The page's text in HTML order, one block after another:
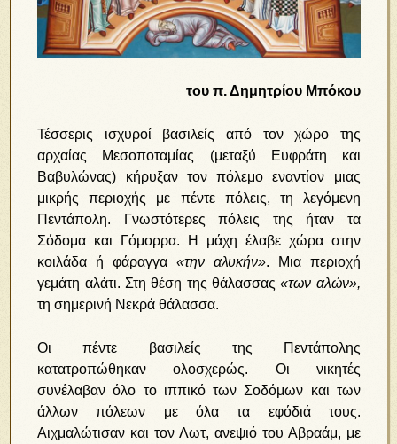
του π. Δημητρίου Μπόκου
Τέσσερις ισχυροί βασιλείς από τον χώρο της
αρχαίας Μεσοποταμίας (μεταξύ Ευφράτη και
Βαβυλώνας) κήρυξαν τον πόλεμο εναντίον μιας
μικρής περιοχής με πέντε πόλεις, τη λεγόμενη
Πεντάπολη. Γνωστότερες πόλεις της ήταν τα
Σόδομα και Γόμορρα. Η μάχη έλαβε χώρα στην
κοιλάδα ή φάραγγα «την αλυκήν». Μια περιοχή
γεμάτη αλάτι. Στη θέση της θάλασσας«των αλών»,
τη σημερινή Νεκρά θάλασσα.
Οι πέντε βασιλείς της Πεντάπολης
κατατροπώθηκαν ολοσχερώς. Οι νικητές
συνέλαβαν όλο το ιππικό των Σοδόμων και των
άλλων πόλεων με όλα τα εφόδιά τους.
Αιχμαλώτισαν και τον Λωτ, ανεψιό του Αβραάμ, με